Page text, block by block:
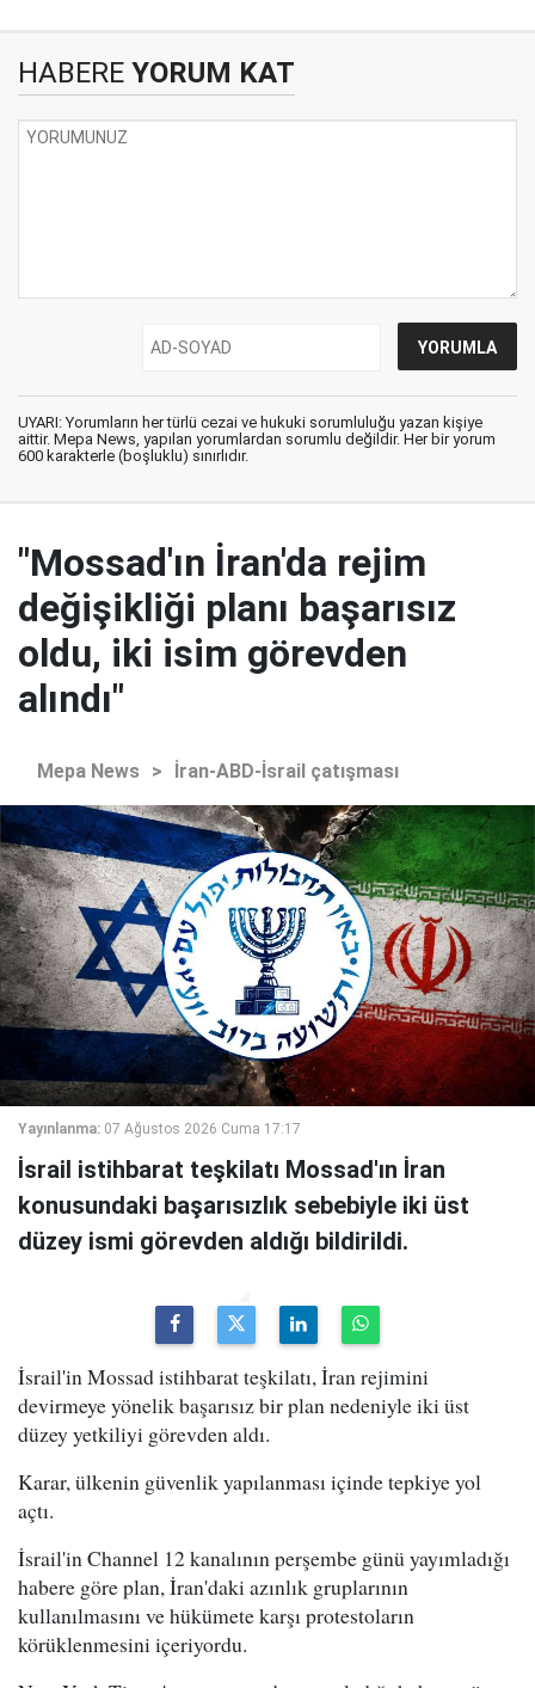
HABERE YORUM KAT
UYARI: Yorumların her türlü cezai ve hukuki sorumluluğu yazan kişiye
aittir. Mepa News, yapılan yorumlardan sorumlu değildir. Her bir yorum
600 karakterle (boşluklu) sınırlıdır.
"Mossad'ın İran'da rejim
değişikliği planı başarısız
oldu, iki isim görevden
alındı"
Mepa News > İran-ABD-İsrail çatışması
Yayınlanma: 07 Ağustos 2026 Cuma 17:17
İsrail istihbarat teşkilatı Mossad'ın İran
konusundaki başarısızlık sebebiyle iki üst
düzey ismi görevden aldığı bildirildi.
İsrail'in Mossad istihbarat teşkilatı, İran rejimini
devirmeye yönelik başarısız bir plan nedeniyle iki üst
düzey yetkiliyi görevden aldı.
Karar, ülkenin güvenlik yapılanması içinde tepkiye yol
açtı.
İsrail'in Channel 12 kanalının perşembe günü yayımladığı
habere göre plan, İran'daki azınlık gruplarının
kullanılmasını ve hükümete karşı protestoların
körüklenmesini içeriyordu.